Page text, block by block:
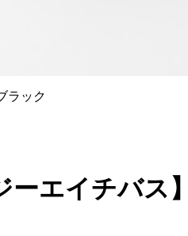
ラック
ーエイチバ